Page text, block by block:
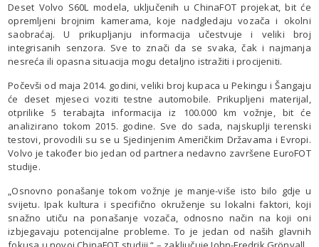
Deset Volvo S60L modela, uključenih u ChinaFOT projekat, bit će
opremljeni brojnim kamerama, koje nadgledaju vozača i okolni
saobraćaj. U prikupljanju informacija učestvuje i veliki broj
integrisanih senzora. Sve to znači da se svaka, čak i najmanja
nesreća ili opasna situacija mogu detaljno istražiti i procijeniti.
Počevši od maja 2014. godini, veliki broj kupaca u Pekingu i Šangaju
će deset mjeseci voziti testne automobile. Prikupljeni materijal,
otprilike 5 terabajta informacija iz 100.000 km vožnje, bit će
analizirano tokom 2015. godine. Sve do sada, najskuplji terenski
testovi, provodili su se u Sjedinjenim Američkim Državama i Evropi.
Volvo je također bio jedan od partnera nedavno završene EuroFOT
studije.
„Osnovno ponašanje tokom vožnje je manje-više isto bilo gdje u
svijetu. Ipak kultura i specifično okruženje su lokalni faktori, koji
snažno utiču na ponašanje vozača, odnosno način na koji oni
izbjegavaju potencijalne probleme. To je jedan od naših glavnih